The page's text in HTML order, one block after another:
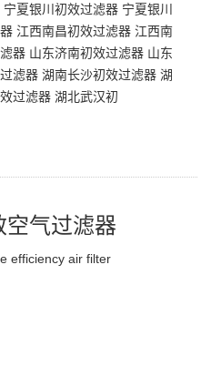
夏银川初效过滤器 宁夏银川
江西南昌初效过滤器 江西南
器 山东济南初效过滤器 山东
滤器 湖南长沙初效过滤器 湖
过滤器 湖北武汉初
空气过滤器
efficiency air filter